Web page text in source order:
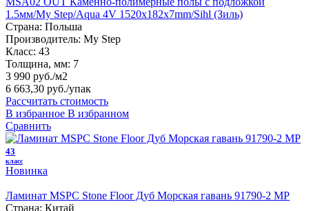
1.5мм/My Step/Aqua 4V 1520х182х7mm/Sihl (Зиль)
Страна: Польша
Производитель: My Step
Класс: 43
Толщина, мм: 7
3 990 руб./м2
6 663,30 руб./упак
Рассчитать стоимость
В избранное В избранном
Сравнить
43
класс
Новинка
Ламинат MSPC Stone Floor Дуб Морская гавань 91790-2 MP
Страна: Китай